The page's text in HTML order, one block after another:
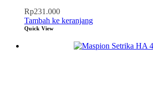
Rp231.000
Tambah ke keranjang
Quick View